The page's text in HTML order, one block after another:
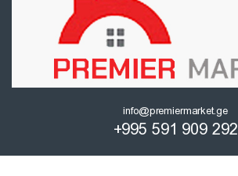
info@premiermarket.ge
+995 591 909 292